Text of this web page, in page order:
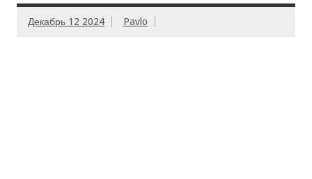
Декабрь 12 2024 Pavlo